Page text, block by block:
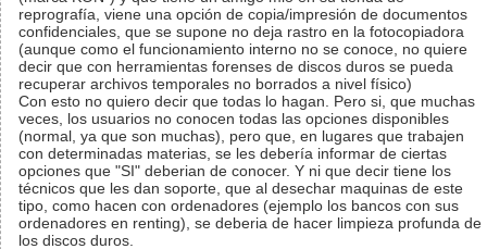
reprografía, viene una opción de copia/impresión de documentos
confidenciales, que se supone no deja rastro en la fotocopiadora
(aunque como el funcionamiento interno no se conoce, no quiere
decir que con herramientas forenses de discos duros se pueda
recuperar archivos temporales no borrados a nivel físico)
Con esto no quiero decir que todas lo hagan. Pero si, que muchas
veces, los usuarios no conocen todas las opciones disponibles
(normal, ya que son muchas), pero que, en lugares que trabajen
con determinadas materias, se les debería informar de ciertas
opciones que "SI" deberian de conocer. Y ni que decir tiene los
técnicos que les dan soporte, que al desechar maquinas de este
tipo, como hacen con ordenadores (ejemplo los bancos con sus
ordenadores en renting), se deberia de hacer limpieza profunda de
los discos duros.